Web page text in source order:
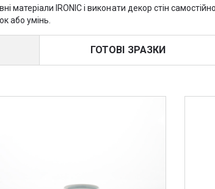
матеріали IRONIC і виконати декор стін
або умінь.
ГОТОВІ ЗРАЗКИ